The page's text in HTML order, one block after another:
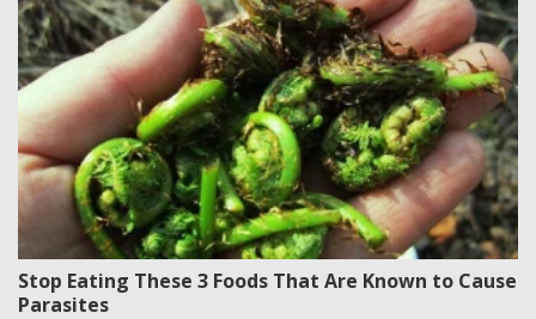
Stop Eating These 3 Foods That Are Known to Cause
Parasites